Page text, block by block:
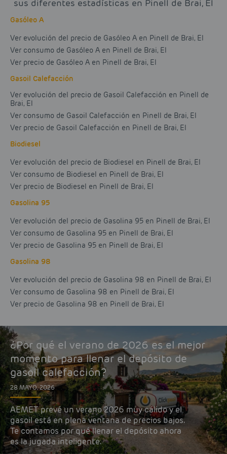
sus diferentes estadísticas en Pinell de Brai, El
Gasóleo A
Ver evolución del precio de Gasóleo A en Pinell de Brai, El
Ver consumo de Gasóleo A en Pinell de Brai, El
Ver precio de Gasóleo A en Pinell de Brai, El
Gasoil Calefacción
Ver evolución del precio de Gasoil Calefacción en Pinell de
Brai, El
Ver consumo de Gasoil Calefacción en Pinell de Brai, El
Ver precio de Gasoil Calefacción en Pinell de Brai, El
Biodiesel
Ver evolución del precio de Biodiesel en Pinell de Brai, El
Ver consumo de Biodiesel en Pinell de Brai, El
Ver precio de Biodiesel en Pinell de Brai, El
Gasolina 95
Ver evolución del precio de Gasolina 95 en Pinell de Brai, El
Ver consumo de Gasolina 95 en Pinell de Brai, El
Ver precio de Gasolina 95 en Pinell de Brai, El
Gasolina 98
Ver evolución del precio de Gasolina 98 en Pinell de Brai, El
Ver consumo de Gasolina 98 en Pinell de Brai, El
Ver precio de Gasolina 98 en Pinell de Brai, El
¿Por qué el verano de 2026 es el mejor
momento para llenar el depósito de
gasoil calefacción?
28 MAYO, 2026
AEMET prevé un verano 2026 muy cálido y el
gasoil está en plena ventana de precios bajos.
Te contamos por qué llenar el depósito ahora
es la jugada inteligente.